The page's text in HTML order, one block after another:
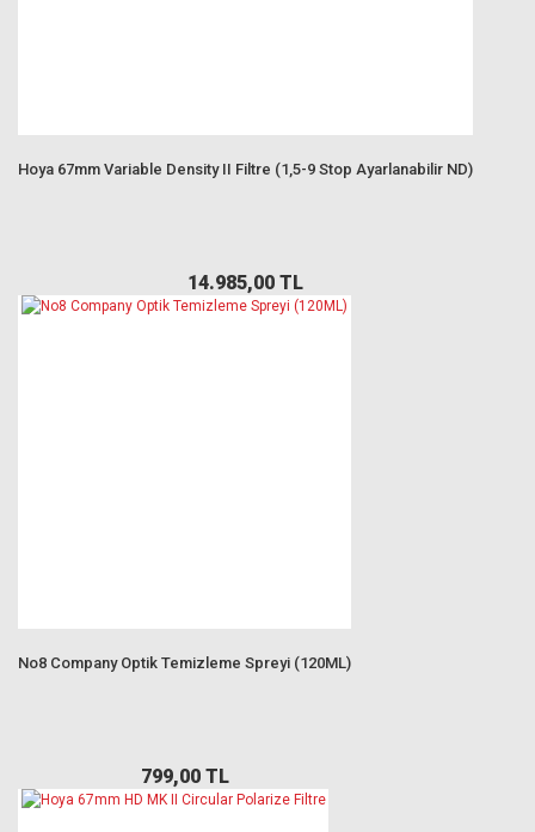
Hoya 67mm Variable Density II Filtre (1,5-9 Stop Ayarlanabilir ND)
14.985,00 TL
No8 Company Optik Temizleme Spreyi (120ML)
799,00 TL